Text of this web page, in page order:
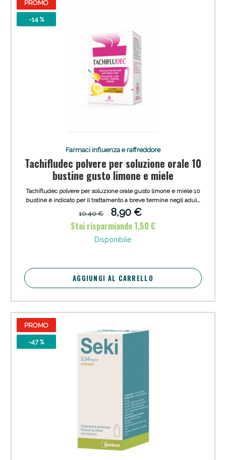
PROMO
-14 %
Farmaci influenza e raffreddore
Tachifludec polvere per soluzione orale 10
bustine gusto limone e miele
Tachifludec polvere per soluzione orale gusto limone e miele 10
bustine è indicato per il trattamento a breve termine negli adulti
per via orale dei sintomi da raffreddore ed influenza, inclusi il
dolore di entità lieve/ moderata e la febbre, quando associati a
congestione nasale.
10,40 €
8,90 €
Stai risparmiando 1,50 €
Disponibile
AGGIUNGI AL CARRELLO
PROMO
-47 %